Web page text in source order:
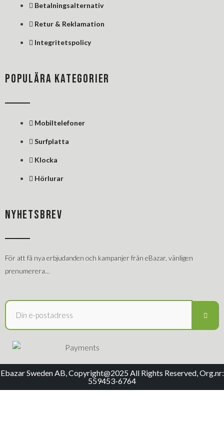
Betalningsalternativ
Retur & Reklamation
Integritetspolicy
POPULÄRA KATEGORIER
Mobiltelefoner
Surfplatta
Klocka
Hörlurar
NYHETSBREV
För att få nya erbjudanden och kampanjer från eBazar, vänligen
prenumerera…
Ebazar Sweden AB, Copyright@2025 All Rights Reserved, Org.nr:
559453-6764